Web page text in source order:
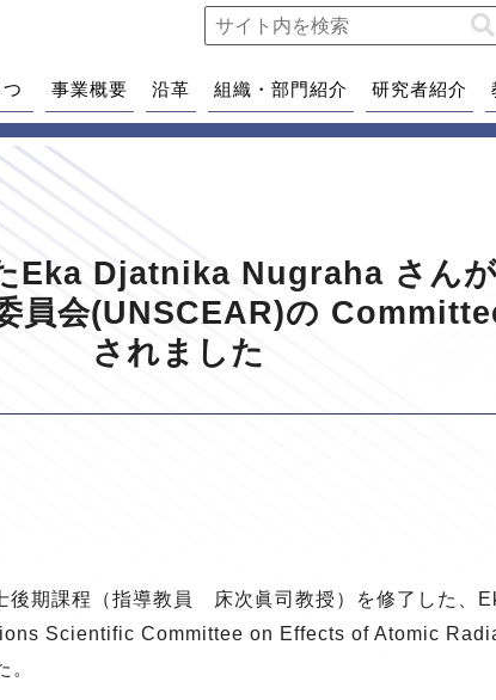
事業概要 沿革 組織・部門紹介 研究者紹介
Eka Djatnika Nugraha さん
員会(UNSCEAR)の
されました
後期課程（指導教員 床次眞司教授）を修了した、
Scientific Committee on Effects of Atomic